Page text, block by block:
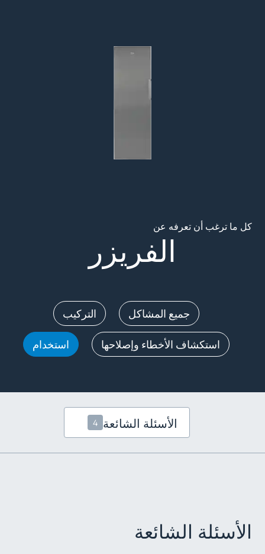
كل ما ترغب أن تعرفه عن
الفريزر
جميع المشاكل التركيب
استكشاف الأخطاء وإصلاحها استخدام
الأسئلة الشائعة 4
الأسئلة الشائعة